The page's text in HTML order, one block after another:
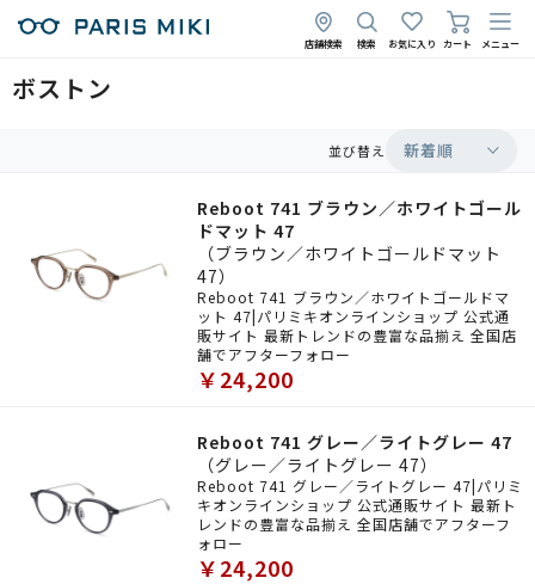
店舗検索 検索 お気に入り カート メニュー
ボストン
並び替え 新着順
Reboot 741 ブラウン／ホワイトゴール
ドマット 47
（ブラウン／ホワイトゴールドマット
47）
Reboot 741 ブラウン／ホワイトゴールドマ
ット 47|パリミキオンラインショップ 公式通
販サイト 最新トレンドの豊富な品揃え 全国店
舗でアフターフォロー
￥24,200
Reboot 741 グレー／ライトグレー 47
（グレー／ライトグレー 47）
Reboot 741 グレー／ライトグレー 47|パリミ
キオンラインショップ 公式通販サイト 最新ト
レンドの豊富な品揃え 全国店舗でアフターフ
ォロー
￥24,200